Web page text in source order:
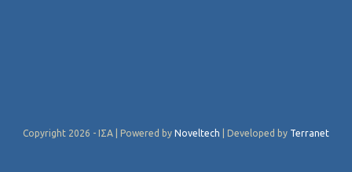
Copyright 2026 - ΙΣΑ | Powered by Noveltech | Developed by Terranet